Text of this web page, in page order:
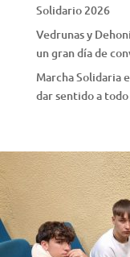
Solidario 2026
Vedrunas y
un gran día de
Marcha Solidaria
dar sentido a todo